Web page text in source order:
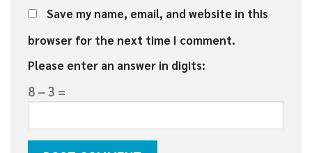
Save my name, email, and website in this
browser for the next time I comment.
Please enter an answer in digits:
8 − 3 =